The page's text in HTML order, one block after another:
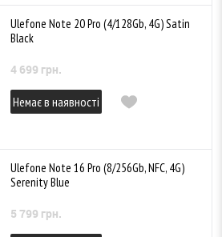
Ulefone Note 20 Pro (4/128Gb, 4G) Satin
Black
4 699 грн.
Немає в наявності
Ulefone Note 16 Pro (8/256Gb, NFC, 4G)
Serenity Blue
5 799 грн.